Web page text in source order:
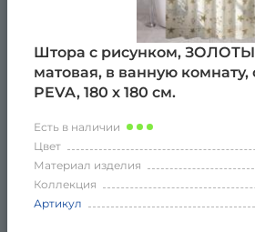
Штора с рисунком,
матовая, в ванную комнату,
PEVA, 180 х 180 см.
Есть в наличии
Цвет
Материал изделия
Коллекция
Артикул